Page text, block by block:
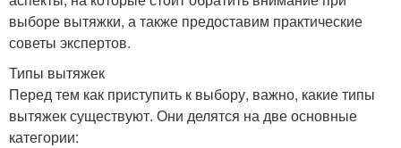
выборе вытяжки, а также предоставим практические
советы экспертов.
Типы вытяжек
Перед тем как приступить к выбору, важно, какие типы
вытяжек существуют. Они делятся на две основные
категории: